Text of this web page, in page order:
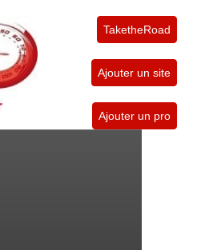
TaketheRoad
Ajouter un site
Ajouter un pro